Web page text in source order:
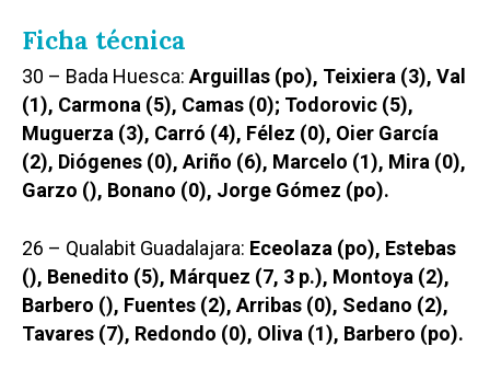
Ficha técnica
30 – Bada Huesca: Arguillas (po), Teixiera (3), Val
(1), Carmona (5), Camas (0); Todorovic (5),
Muguerza (3), Carró (4), Félez (0), Oier García
(2), Diógenes (0), Ariño (6), Marcelo (1), Mira (0),
Garzo (), Bonano (0), Jorge Gómez (po).
26 – Qualabit Guadalajara: Eceolaza (po), Estebas
(), Benedito (5), Márquez (7, 3 p.), Montoya (2),
Barbero (), Fuentes (2), Arribas (0), Sedano (2),
Tavares (7), Redondo (0), Oliva (1), Barbero (po).